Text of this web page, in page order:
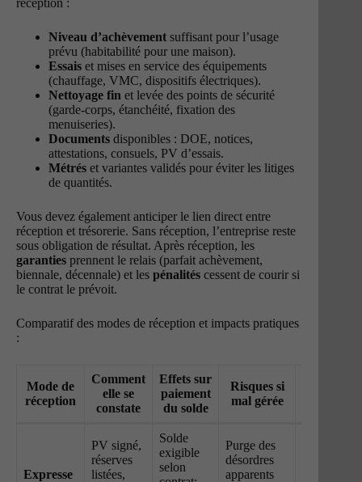
réception :
Niveau d’achèvement suffisant pour l’usage
prévu (habitabilité pour une maison).
Essais et mises en service des équipements
(chauffage, VMC, dispositifs électriques).
Nettoyage fin et levée des points de sécurité
(garde-corps, étanchéité, fixation des
menuiseries).
Documents disponibles : DOE, notices,
attestations, consuels, PV d’essais.
Métrés et variantes validés pour éviter les litiges
de quantités.
Vous devez également anticiper le lien direct entre
réception et trésorerie. Sans réception, l’entreprise reste
sous obligation de résultat. Après réception, les
garanties prennent le relais (parfait achèvement,
biennale, décennale) et les pénalités cessent de courir si
le contrat le prévoit.
Comparatif des modes de réception et impacts pratiques
:
Mode de
réception
Comment
elle se
constate
Effets sur
paiement
du solde
Risques si
mal gérée
Expresse
PV signé,
réserves
listées,
Solde
exigible
selon
Purge des
désordres
apparents